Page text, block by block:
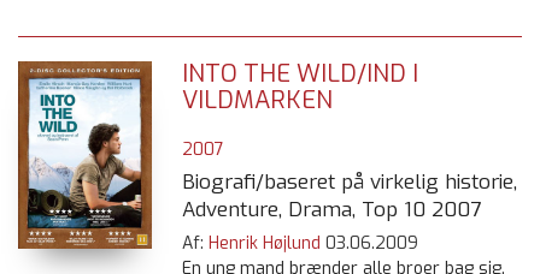
INTO THE WILD/IND I
VILDMARKEN
2007
Biografi/baseret på virkelig historie,
Adventure, Drama, Top 10 2007
Af: Henrik Højlund 03.06.2009
En ung mand brænder alle broer bag sig.